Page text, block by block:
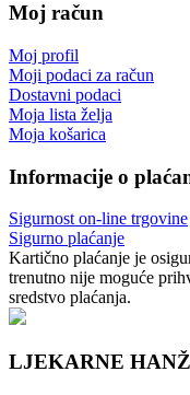
Moj račun
Moj profil
Moji podaci za račun
Dostavni podaci
Moja lista želja
Moja košarica
Informacije o
Sigurnost on-line trgovine
Sigurno plaćanje
Kartično plaćanje je
trenutno nije moguće
sredstvo plaćanja.
LJEKARNE